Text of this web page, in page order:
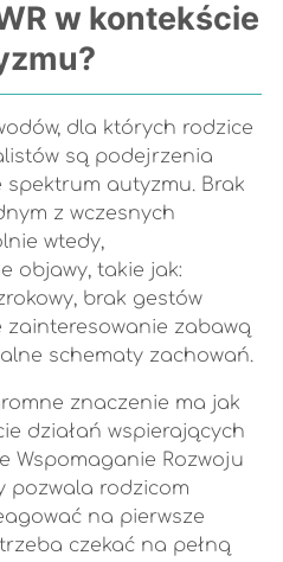
w kontekście
dla których rodzice
są podejrzenia
autyzmu. Brak
z wczesnych
wtedy,
objawy, takie jak:
brak gestów
zainteresowanie zabawą
schematy zachowań.
znaczenie ma jak
działań wspierających
Wspomaganie Rozwoju
pozwala rodzicom
na pierwsze
czekać na pełną